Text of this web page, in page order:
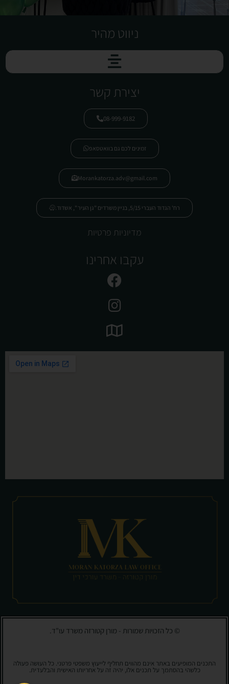
ניווט מהיר
יצירת קשר
08-999-9182
זמינים לכם גם בוואטסאפ
Morankatorza.adv@gmail.com
רח' הגדוד העברי 5/15, בניין משרדים "גן העיר ", אשדוד.
מדיוניות פרטיות
עקבו אחרינו
© כל הזכויות שמורות - מורן קטורזה משרד עו"ד.
התכנים המופיעים באתר אינם מהווים תחליף לייעוץ משפטי פרטני. כל העושה פעולה
כלשהי בהסתמך על תכנים אלו, יהיה זה על אחריותו האישית והבלעדית.